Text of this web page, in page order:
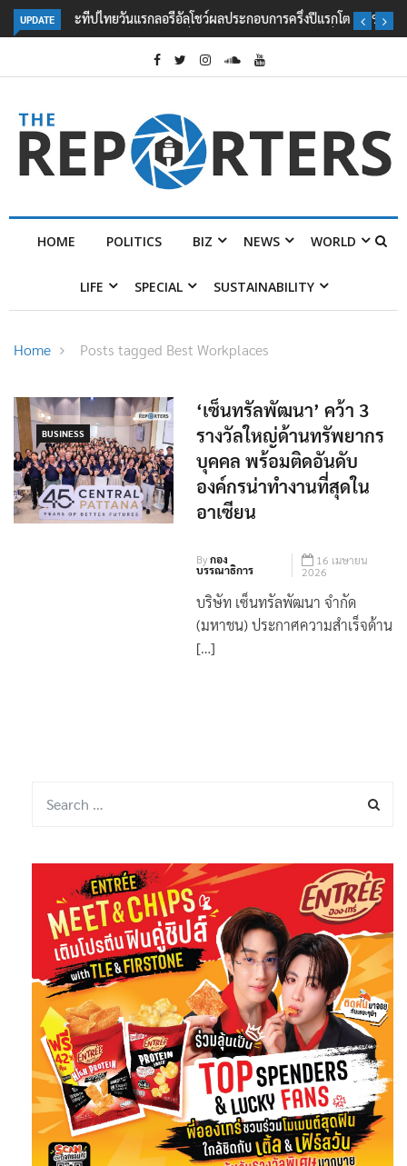
UPDATE
ลอรีอัลโชว์ผลประกอบการครึ่งปีแรกโต 6.5% กวาดรายได้ 2.3 หมื่นล้านยูโร
คว้าไลเซนส์ ‘กุชชี่’ 50 ปี พร้อมส่ง 4 แบรนด์ใหม่บุกตลาดไทย
POLITICS BIZ NEWS WORLD
BUSINESS
‘เซ็นทรัลพัฒนา’ คว้า 3
รางวัลใหญ่ด้านทรัพยากร
บุคคล พร้อมติดอันดับ
องค์กรน่าทำงานที่สุดใน
อาเซียน
Byกอง
บรรณาธิการ
16 เมษายน
2026
บริษัท เซ็นทรัลพัฒนา จำกัด